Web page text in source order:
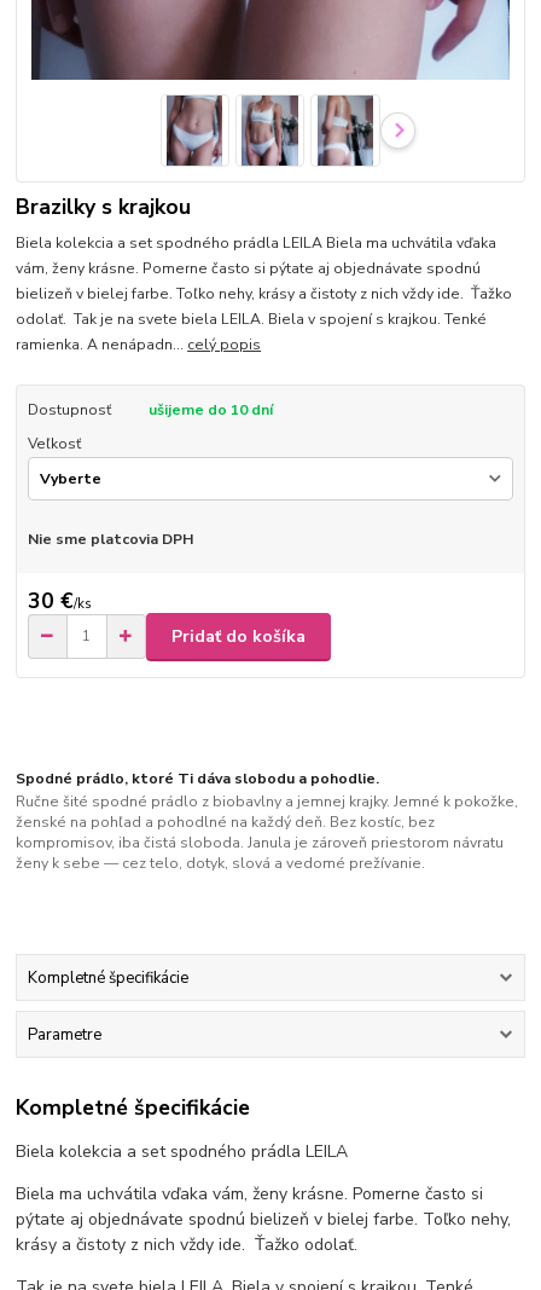
Brazilky s krajkou
Biela kolekcia a set spodného prádla LEILA Biela ma uchvátila vďaka
vám, ženy krásne. Pomerne často si pýtate aj objednávate spodnú
bielizeň v bielej farbe. Toľko nehy, krásy a čistoty z nich vždy ide. Ťažko
odolať. Tak je na svete biela LEILA. Biela v spojení s krajkou. Tenké
ramienka. A nenápadn... celý popis
Dostupnosť
ušijeme do 10 dní
Veľkosť
Nie sme platcovia DPH
30 €/ks
Pridať do košíka
Spodné prádlo, ktoré Ti dáva slobodu a pohodlie.
Ručne šité spodné prádlo z biobavlny a jemnej krajky. Jemné k pokožke,
ženské na pohľad a pohodlné na každý deň. Bez kostíc, bez
kompromisov, iba čistá sloboda. Janula je zároveň priestorom návratu
ženy k sebe — cez telo, dotyk, slová a vedomé prežívanie.
Kompletné špecifikácie
Parametre
Kompletné špecifikácie
Biela kolekcia a set spodného prádla LEILA
Biela ma uchvátila vďaka vám, ženy krásne. Pomerne často si
pýtate aj objednávate spodnú bielizeň v bielej farbe. Toľko nehy,
krásy a čistoty z nich vždy ide. Ťažko odolať.